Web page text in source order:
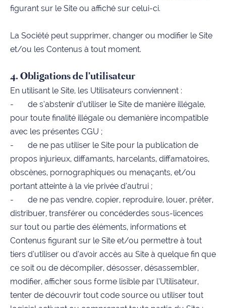
figurant sur le Site ou affiché sur celui-ci.
La Société peut supprimer, changer ou modifier le Site
et/ou les Contenus à tout moment.
4. Obligations de l'utilisateur
En utilisant le Site, les Utilisateurs conviennent :
- de s’abstenir d’utiliser le Site de manière illégale,
pour toute finalité illégale ou demanière incompatible
avec les présentes CGU ;
- de ne pas utiliser le Site pour la publication de
propos injurieux, diffamants, harcelants, diffamatoires,
obscènes, pornographiques ou menaçants, et/ou
portant atteinte à la vie privée d’autrui ;
- de ne pas vendre, copier, reproduire, louer, prêter,
distribuer, transférer ou concéderdes sous-licences
sur tout ou partie des éléments, informations et
Contenus figurant sur le Site et/ou permettre à tout
tiers d’utiliser ou d’avoir accès au Site à quelque fin que
ce soit ou de décompiler, désosser, désassembler,
modifier, afficher sous forme lisible par l’Utilisateur,
tenter de découvrir tout code source ou utiliser tout